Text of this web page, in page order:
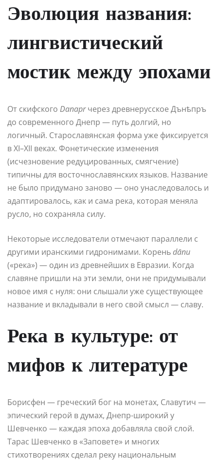
Эволюция названия:
лингвистический
мостик между эпохами
От скифского Danaprчерез древнерусское Дънѣпръ
до современного Днепр — путь долгий, но
логичный. Старославянская форма уже фиксируется
в XI–XII веках. Фонетические изменения
(исчезновение редуцированных, смягчение)
типичны для восточнославянских языков. Название
не было придумано заново — оно унаследовалось и
адаптировалось, как и сама река, которая меняла
русло, но сохраняла силу.
Некоторые исследователи отмечают параллели с
другими иранскими гидронимами. Кореньdānu
(«река») — один из древнейших в Евразии. Когда
славяне пришли на эти земли, они не придумывали
новое имя с нуля: они слышали уже существующее
название и вкладывали в него свой смысл — славу.
Река в культуре: от
мифов к литературе
Борисфен — греческий бог на монетах, Славутич —
эпический герой в думах, Днепр-широкий у
Шевченко — каждая эпоха добавляла свой слой.
Тарас Шевченко в «Заповете» и многих
стихотворениях сделал реку национальным